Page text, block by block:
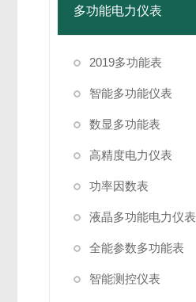
多功能电力仪表
2019多功能表
智能多功能仪表
数显多功能表
高精度电力仪表
功率因数表
液晶多功能电力仪表
全能参数多功能表
智能测控仪表